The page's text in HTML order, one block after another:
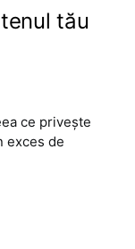
tău
ce privește
exces de